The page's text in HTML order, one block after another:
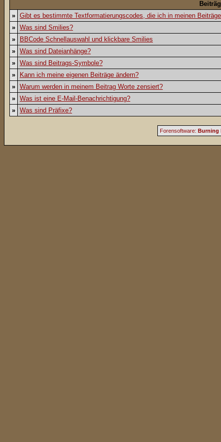
» Gibt es bestimmte Textformatierungscodes, die ich in meinen
» Was sind Smilies?
»
BBCode Schnellauswahl und klickbare Smilies
» Was sind Dateianhänge?
» Was sind Beitrags-Symbole?
»
Kann ich meine eigenen Beiträge ändern?
» Warum werden in meinem Beitrag Worte zensiert?
» Was ist eine E-Mail-Benachrichtigung?
» Was sind Präfixe?
Forensoftware: Burning